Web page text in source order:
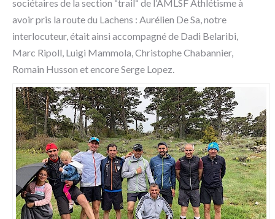
sociétaires de la section “trail“ de l’AMLSF Athlétisme à
avoir pris la route du Lachens : Aurélien De Sa, notre
interlocuteur, était ainsi accompagné de Dadi Belaribi,
Marc Ripoll, Luigi Mammola, Christophe Chabannier,
Romain Husson et encore Serge Lopez.